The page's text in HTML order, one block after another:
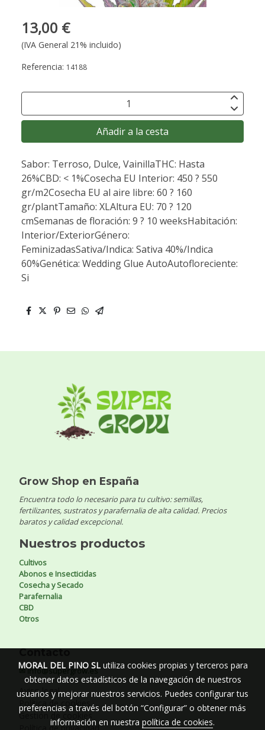
13,00 €
(IVA General 21% incluido)
Referencia: 14188
Añadir a la cesta
Sabor: Terroso, Dulce, VainillaTHC: Hasta
26%CBD: < 1%Cosecha EU Interior: 450 ? 550
gr/m2Cosecha EU al aire libre: 60 ? 160
gr/plantTamaño: XLAltura EU: 70 ? 120
cmSemanas de floración: 9 ? 10 weeksHabitación:
Interior/ExteriorGénero:
FeminizadasSativa/Indica: Sativa 40%/Indica
60%Genética: Wedding Glue AutoAutofloreciente:
Si
Grow Shop en España
Encuentra todo lo necesario para tu cultivo: semillas,
fertilizantes, sustratos y parafernalia de alta calidad. Precios
baratos y calidad excepcional.
Nuestros productos
Cultivos
Abonos e Insecticidas
Cosecha y Secado
Parafernalia
CBD
Otros
Contacto
✉ info@supergrow.es
Aviso legal
Política de cookies
Gestión de cookies
Política de privacidad
MORAL DEL PINO SLutiliza cookies propias y terceros para
obtener datos estadísticos de la navegación de nuestros
usuarios y mejorar nuestros servicios. Puedes configurar tus
preferencias a través del botón “Configurar” o obtener más
información en nuestra política de cookies.